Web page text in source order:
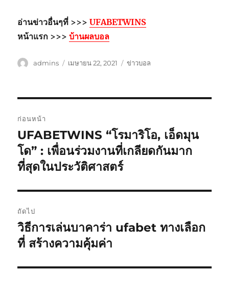
อ่านข่าวอื่นๆที่ >>>UFABETWINS
หน้าแรก >>>บ้านผลบอล
ผู้admins
เขียน
เมษายน 22, 2021
หมวด
ข่าวบอล
นำทาง
เรื่อง
ก่อนหน้า
เรื่อง
ก่อน
หน้า:
UFABETWINS “โรมาริโอ, เอ็ดมุน
โด” : เพื่อนร่วมงานที่เกลียดกันมาก
ที่สุดในประวัติศาสตร์
ถัดไป
เรื่อง
ต่อ
วิธีการเล่นบาคาร่า ufabet ทางเลือก
ที่ สร้างความคุ้มค่า